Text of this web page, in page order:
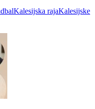
Kalesijska rajaKalesijske